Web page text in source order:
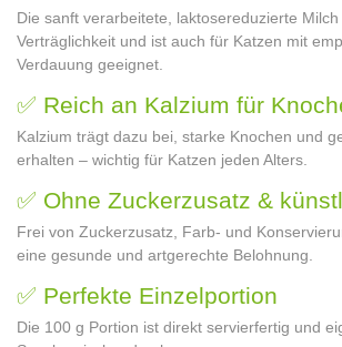
Die sanft verarbeitete, laktosereduzierte
Verträglichkeit und ist auch für Katzen mit
Verdauung geeignet.
✅ Reich an Kalzium für
Kalzium trägt dazu bei, starke Knochen und
erhalten – wichtig für Katzen jeden Alters.
✅ Ohne Zuckerzusatz &
Frei von Zuckerzusatz, Farb- und
eine gesunde und artgerechte Belohnung.
✅ Perfekte Einzelportion
Die 100 g Portion ist direkt servierfertig und